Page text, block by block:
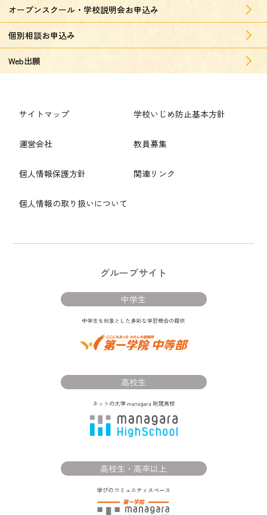
オープンスクール・学校説明会お申込み
個別相談お申込み
Web出願
サイトマップ
運営会社
個人情報保護方針
個人情報の取り扱いについて
学校いじめ防止基本方針
教員募集
関連リンク
グループサイト
中学生
高校生
高校生・高卒以上